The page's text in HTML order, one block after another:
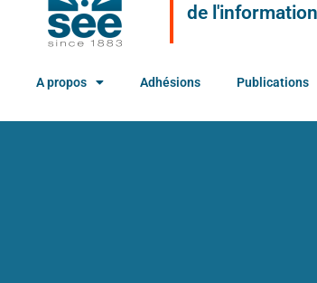
de
A propos Adhésions Publications